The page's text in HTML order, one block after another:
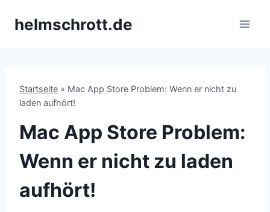
Inhalthelmschrott.de
Startseite » Mac App Store Problem: Wenn er nicht zu
laden aufhört!
Mac App Store Problem:
Wenn er nicht zu laden
aufhört!